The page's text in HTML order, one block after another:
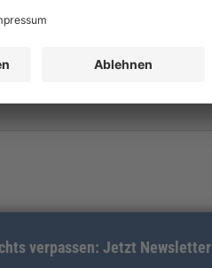
verpassen: Jetzt